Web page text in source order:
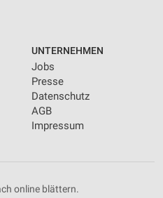
UNTERNEHMEN
Jobs
Presse
Datenschutz
AGB
Impressum
online blättern.